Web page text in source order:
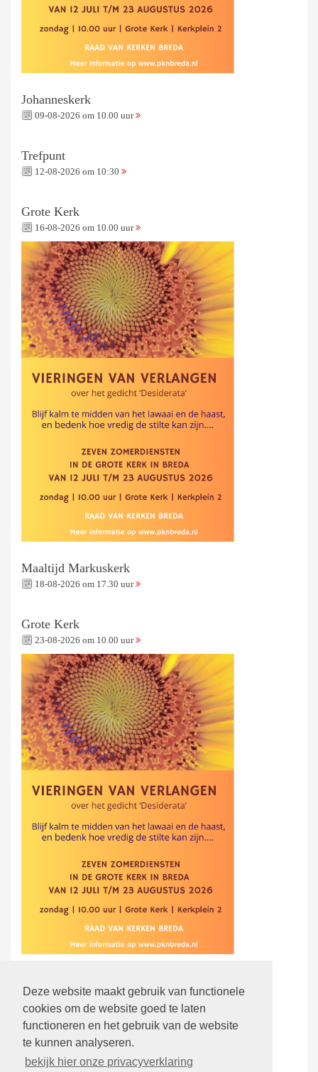
Deze website maakt gebruik van functionele
cookies om de website goed te laten
functioneren en het gebruik van de website
te kunnen analyseren.
bekijk hier onze privacyverklaring
Johanneskerk
09-08-2026 om 10.00 uur
Trefpunt
12-08-2026 om 10:30
Grote Kerk
16-08-2026 om 10.00 uur
Maaltijd Markuskerk
18-08-2026 om 17.30 uur
Grote Kerk
23-08-2026 om 10.00 uur
23-08-2026 om 10.00 uur
Markuskerk
30-08-2026 om 10.00 uur